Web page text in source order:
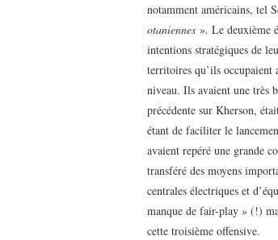
notamment américains, tel
otaniennes ». Le deuxième
intentions stratégiques de
territoires qu’ils occupaient
niveau. Ils avaient une très
précédente sur Kherson,
étant de faciliter le
avaient repéré une grande
transféré des moyens
centrales électriques et
manque de fair-play » (!)
cette troisième offensive.